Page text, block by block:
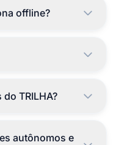
offline?
TRILHA?
autônomos e